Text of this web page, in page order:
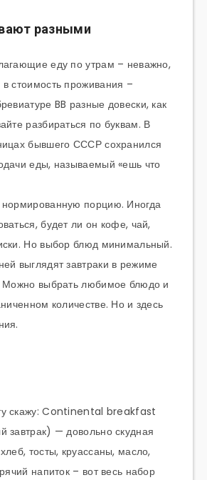
разными
еду по утрам – неважно,
стоимость проживания –
BB разные довески, как
разбираться по буквам. В
бывшего СССР сохранился
еды, называемый «ешь что
нормированную порцию. Иногда
будет ли он кофе, чай,
Но выбор блюд минимальный.
выглядят завтраки в режиме
Можно выбрать любимое блюдо и
количестве. Но и здесь
скажу: Continental breakfast
завтрак) — довольно скудная
тосты, круассаны, масло,
напиток – вот весь набор